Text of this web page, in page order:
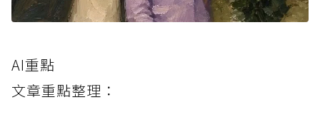
AI重點
文章重點整理：